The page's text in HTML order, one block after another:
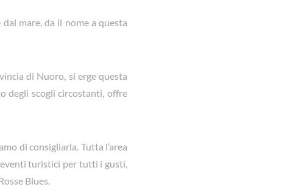
mare, da il nome a questa
di Nuoro, si erge questa
degli scogli circostanti, offre
di consigliarla. Tutta l’area
turistici per tutti i gusti,
Blues.